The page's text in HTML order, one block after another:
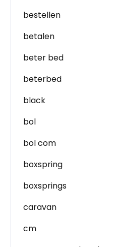
bestellen
betalen
beter bed
beterbed
black
bol
bol com
boxspring
boxsprings
caravan
cm